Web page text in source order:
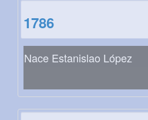
1786
Nace Estanislao López